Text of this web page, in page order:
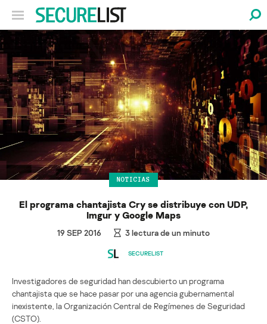
NOTICIAS
El programa chantajista Cry se distribuye con UDP,
Imgur y Google Maps
19 SEP 2016 3lectura de un minuto
SECURELIST
Investigadores de seguridad han descubierto un programa
chantajista que se hace pasar por una agencia gubernamental
inexistente, la Organización Central de Regímenes de Seguridad
(CSTO).